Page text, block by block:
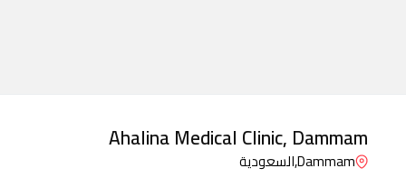
Ahalina Medical Clinic, Dammam
Dammam,السعودية